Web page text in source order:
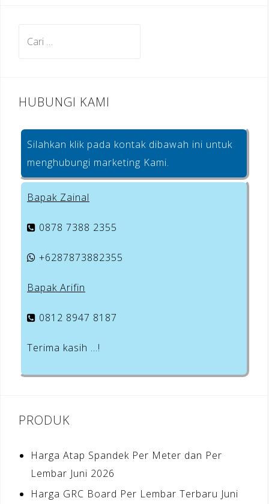
o
HUBUNGI KAMI
Silahkan klik pada kontak dibawah ini untuk
menghubungi marketing Kami.
Bapak Zainal
0878 7388 2355
+6287873882355
Bapak Arifin
0812 8947 8187
Terima kasih …!
PRODUK
Harga Atap Spandek Per Meter dan Per
Lembar Juni 2026
Harga GRC Board Per Lembar Terbaru Juni